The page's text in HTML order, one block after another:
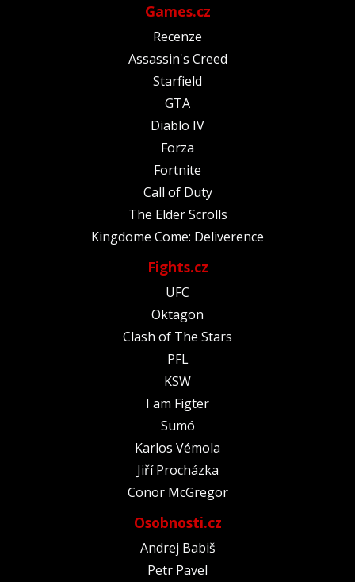
Games.cz
Recenze
Assassin's Creed
Starfield
GTA
Diablo IV
Forza
Fortnite
Call of Duty
The Elder Scrolls
Kingdome Come: Deliverence
Fights.cz
UFC
Oktagon
Clash of The Stars
PFL
KSW
I am Figter
Sumó
Karlos Vémola
Jiří Procházka
Conor McGregor
Osobnosti.cz
Andrej Babiš
Petr Pavel